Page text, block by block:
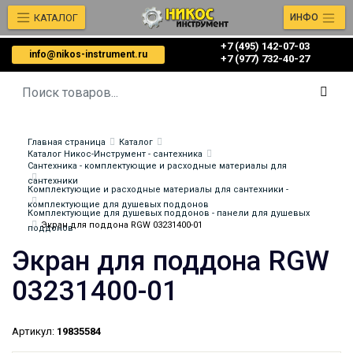
info@nikos-instrument.ru
+7 (495) 142-07-03
‎‎+7 (977) 732-40-27
КАТАЛОГ ИНФО
Главная страница
Каталог
Каталог Никос-Инструмент - сантехника
Сантехника - комплектующие и расходные материалы для
сантехники
Комплектующие и расходные материалы для сантехники -
комплектующие для душевых поддонов
Комплектующие для душевых поддонов - панели для душевых
поддонов
Экран для поддона RGW 03231400-01
Экран для поддона RGW
03231400-01
Артикул: 19835584